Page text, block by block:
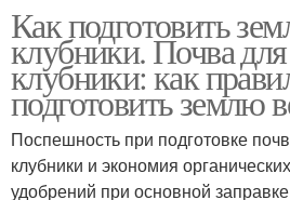
Как подготовить
клубники. Почва
клубники: как
подготовить землю
Поспешность при подготовке
клубники и экономия
удобрений при основной